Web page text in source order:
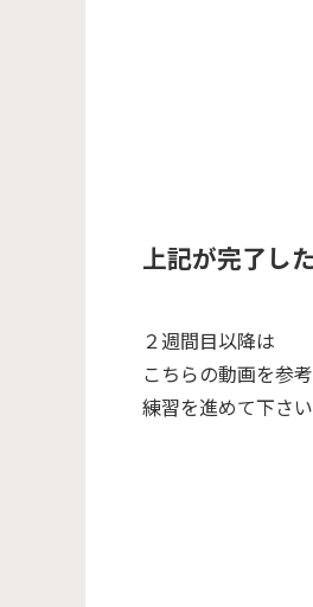
上記が完了し
２週間目以降は
こちらの動画を参
練習を進めて下さい